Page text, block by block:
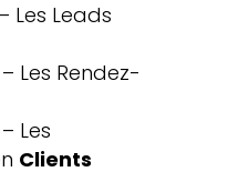
Les Leads
Les Rendez-
Les
Clients